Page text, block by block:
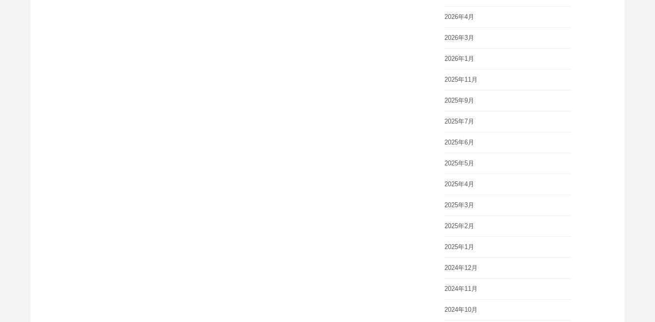
2026年4月
2026年3月
2026年1月
2025年11月
2025年9月
2025年7月
2025年6月
2025年5月
2025年4月
2025年3月
2025年2月
2025年1月
2024年12月
2024年11月
2024年10月